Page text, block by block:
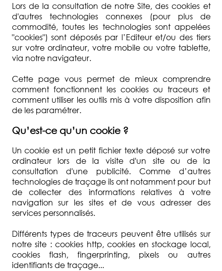
Lors de la consultation de notre Site, des cookies et
d'autres technologies connexes (pour plus de
commodité, toutes les technologies sont appelées
"cookies") sont déposés par l’Editeur et/ou des tiers
sur votre ordinateur, votre mobile ou votre tablette,
via notre navigateur.
Cette page vous permet de mieux comprendre
comment fonctionnent les cookies ou traceurs et
comment utiliser les outils mis à votre disposition afin
de les paramétrer.
Qu’est-ce qu’un cookie ?
Un cookie est un petit fichier texte déposé sur votre
ordinateur lors de la visite d'un site ou de la
consultation d'une publicité. Comme d’autres
technologies de traçage ils ont notamment pour but
de collecter des informations relatives à votre
navigation sur les sites et de vous adresser des
services personnalisés.
Différents types de traceurs peuvent être utilisés sur
notre site : cookies http, cookies en stockage local,
cookies flash, fingerprinting, pixels ou autres
identifiants de traçage...